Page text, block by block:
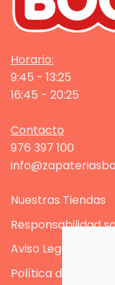
Horario:
9:45 - 13:25
16:45 - 20:25
Contacto
976 397 100
Nuestras Tiendas
Responsabilidad
Aviso Legal
Política de